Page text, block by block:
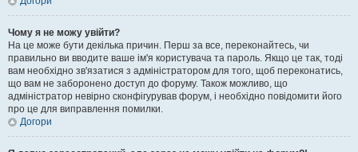
Чому я не можу увійти?
На це може бути декілька причин. Перш за все, переконайтесь, чи
правильно ви вводите ваше ім'я користувача та пароль. Якщо це так, тоді
вам необхідно зв'язатися з адміністратором для того, щоб переконатись,
що вам не заборонено доступ до форуму. Також можливо, що
адміністратор невірно сконфігурував форум, і необхідно повідомити його
про це для виправлення помилки.
Догори